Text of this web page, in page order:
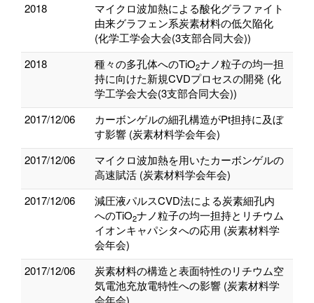
2018
マイクロ波加熱による酸化グラファイト
由来グラフェン系炭素材料の低欠陥化
(化学工学会大会(3支部合同大会))
2018
種々の多孔体へのTiO2ナノ粒子の均一担
持に向けた新規CVDプロセスの開発 (化
学工学会大会(3支部合同大会))
2017/12/06
カーボンゲルの細孔構造がPt担持に及ぼ
す影響 (炭素材料学会年会)
2017/12/06
マイクロ波加熱を用いたカーボンゲルの
高速賦活 (炭素材料学会年会)
2017/12/06
減圧液パルスCVD法による炭素細孔内
へのTiO2ナノ粒子の均一担持とリチウム
イオンキャパシタへの応用 (炭素材料学
会年会)
2017/12/06
炭素材料の構造と表面特性のリチウム空
気電池充放電特性への影響 (炭素材料学
会年会)